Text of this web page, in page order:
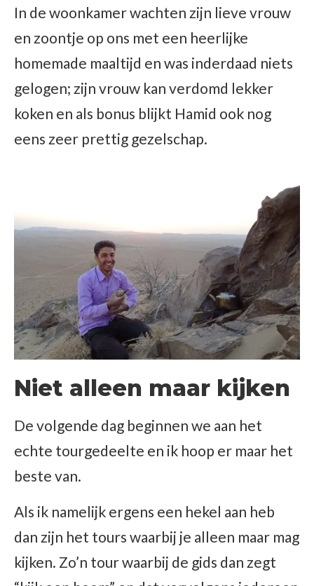
In de woonkamer wachten zijn lieve vrouw
en zoontje op ons met een heerlijke
homemade maaltijd en was inderdaad niets
gelogen; zijn vrouw kan verdomd lekker
koken en als bonus blijkt Hamid ook nog
eens zeer prettig gezelschap.
Niet alleen maar kijken
De volgende dag beginnen we aan het
echte tourgedeelte en ik hoop er maar het
beste van.
Als ik namelijk ergens een hekel aan heb
dan zijn het tours waarbij je alleen maar mag
kijken. Zo’n tour waarbij de gids dan zegt